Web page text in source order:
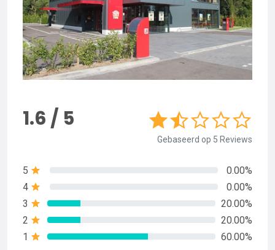
1.6 / 5
Gebaseerd op 5 Reviews
5
0.00%
4
0.00%
3
20.00%
2
20.00%
1
60.00%